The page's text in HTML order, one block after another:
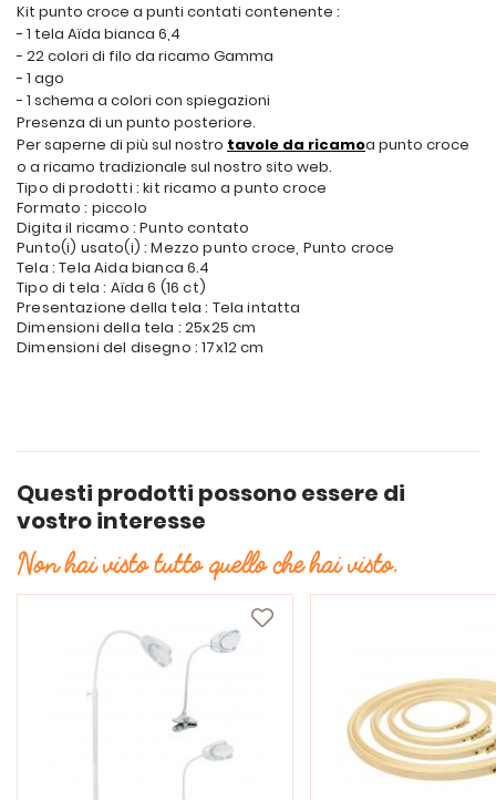
Kit punto croce a punti contati contenente :
- 1 tela Aïda bianca 6,4
- 22 colori di filo da ricamo Gamma
- 1 ago
- 1 schema a colori con spiegazioni
Presenza di un punto posteriore.
Per saperne di più sul nostro tavole da ricamoa punto croce
o a ricamo tradizionale sul nostro sito web.
Tipo di prodotti : kit ricamo a punto croce
Formato : piccolo
Digita il ricamo : Punto contato
Punto(i) usato(i) : Mezzo punto croce, Punto croce
Tela : Tela Aida bianca 6.4
Tipo di tela : Aïda 6 (16 ct)
Presentazione della tela : Tela intatta
Dimensioni della tela : 25x25 cm
Dimensioni del disegno : 17x12 cm
Questi prodotti possono essere di
vostro interesse
Non hai visto tutto quello che hai visto.